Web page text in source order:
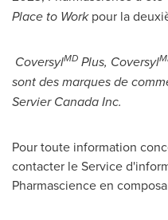
Place to Workpour la
CoversylMD Plus, Coversyl
sont des marques de
Servier Canada Inc.
Pour toute information
contacter le Service
Pharmascience en